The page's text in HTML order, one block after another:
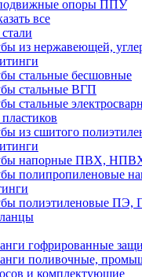
опоры ППУ
все
из нержавеющей,
стальные бесшовные
стальные ВГП
стальные
из сшитого
напорные ПВХ,
полипропиленовые
полиэтиленовые ПЭ,
гофрированные
поливочные,
и комплектующие